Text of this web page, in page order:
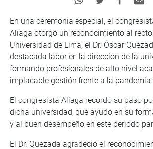
En una ceremonia especial, el
Aliaga otorgó un reconocimiento al
Universidad de Lima, el Dr. Óscar
destacada labor en la dirección de la
formando profesionales de alto nivel
implacable gestión frente a la pandemia
El congresista Aliaga recordó su paso
dicha universidad, que ayudó en su
y al buen desempeño en este periodo
El Dr. Quezada agradeció el